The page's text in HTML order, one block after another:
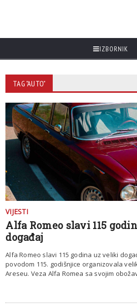
IZBORNIK
TAG "AUTO"
VIJESTI
Alfa Romeo slavi 115
događaj
Alfa Romeo slavi 115 godina uz veliki
povodom 115. godišnjice organizovala
Areseu. Veza Alfa Romea sa svojim